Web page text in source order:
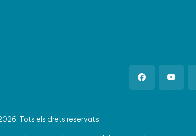
Tots els drets reservats.